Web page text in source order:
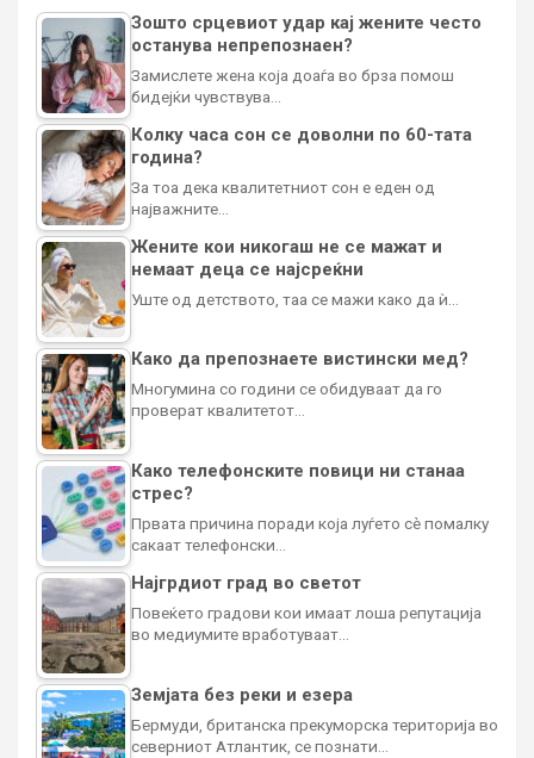
Зошто срцевиот удар кај жените често
останува непрепознаен?
Замислете жена која доаѓа во брза помош
бидејќи чувствува…
Колку часа сон се доволни по 60-тата
година?
За тоа дека квалитетниот сон е еден од
најважните…
Жените кои никогаш не се мажат и
немаат деца се најсреќни
Уште од детството, таа се мажи како да ѝ…
Како да препознаете вистински мед?
Многумина со години се обидуваат да го
проверат квалитетот…
Како телефонските повици ни станаа
стрес?
Првата причина поради која луѓето сè помалку
сакаат телефонски…
Најгрдиот град во светот
Повеќето градови кои имаат лоша репутација
во медиумите вработуваат…
Земјата без реки и езера
Бермуди, британска прекуморска територија во
северниот Атлантик, се познати…